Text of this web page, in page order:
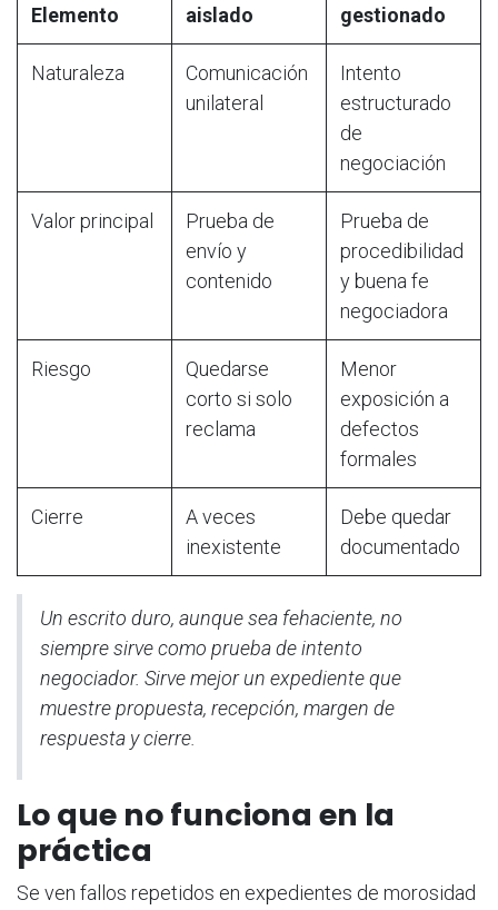
Elemento
aislado
gestionado
Naturaleza
Comunicación
unilateral
Intento
estructurado
de
negociación
Valor principal
Prueba de
envío y
contenido
Prueba de
procedibilidad
y buena fe
negociadora
Riesgo
Quedarse
corto si solo
reclama
Menor
exposición a
defectos
formales
Cierre
A veces
inexistente
Debe quedar
documentado
Un escrito duro, aunque sea fehaciente, no
siempre sirve como prueba de intento
negociador. Sirve mejor un expediente que
muestre propuesta, recepción, margen de
respuesta y cierre.
Lo que no funciona en la
práctica
Se ven fallos repetidos en expedientes de morosidad